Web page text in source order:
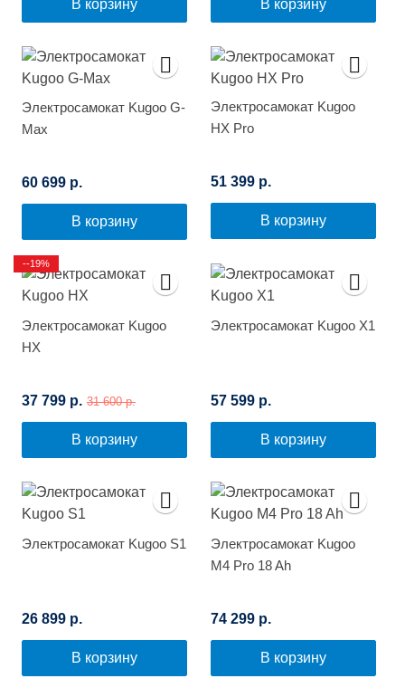
В корзину В корзину
Электросамокат Kugoo G-
Max
60 699 р.
В корзину
Электросамокат Kugoo
HX Pro
51 399 р.
В корзину
Электросамокат Kugoo
HX
37 799 р. 31 600 р.
В корзину
--19%
Электросамокат Kugoo X1
57 599 р.
В корзину
Электросамокат Kugoo S1
26 899 р.
В корзину
Электросамокат Kugoo
M4 Pro 18 Ah
74 299 р.
В корзину